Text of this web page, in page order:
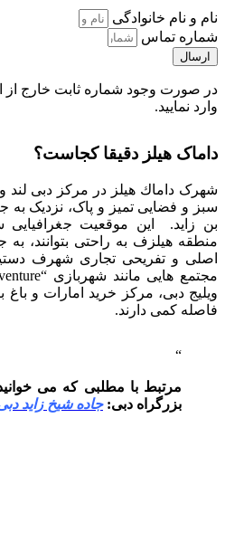
نام و نام خانوادگی
شماره تماس
ارسال
در صورت وجود شماره ثابت خارج از
وارد نمایید.
داماک هیلز دقیقا کجاست؟
شهرک داماك هيلز در مرکز دبی
سبز و فضایی تمیز و پاک، نزدیک به
بن زاید. این موقعیت
منطقه هیلزف به راحتی بتوانند،
اصلی و تفریحی تجاری شهرف
ویلیج دبی، مرکز خرید امارات و باغ
فاصله کمی دارند.
مرتبط با مطلبی که می
بزرگراه دبی:جاده شیخ زاید